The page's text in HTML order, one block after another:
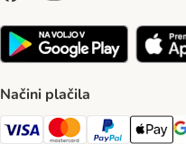
Načini plačila
Visa Payment Method
MasterCard Payment
PayPal Payment
Apple